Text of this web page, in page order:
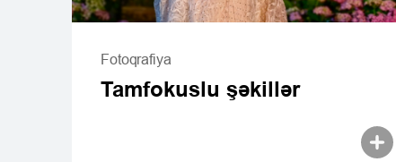
Fotoqrafiya
Tamfokuslu şəkillər
nova seriyası